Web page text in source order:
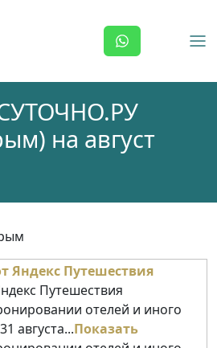
на август
Путешествия
отелей и иного
августа...Показать